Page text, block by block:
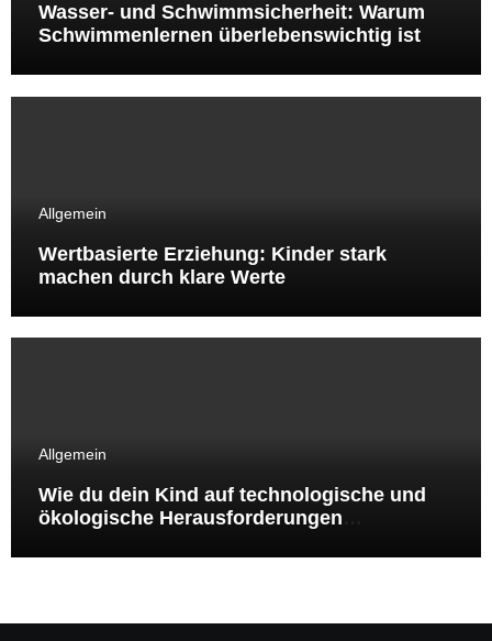
Wasser- und Schwimmsicherheit: Warum
Schwimmenlernen überlebenswichtig ist
Allgemein
Wertbasierte Erziehung: Kinder stark
machen durch klare Werte
Allgemein
Wie du dein Kind auf technologische und
ökologische Herausforderungen